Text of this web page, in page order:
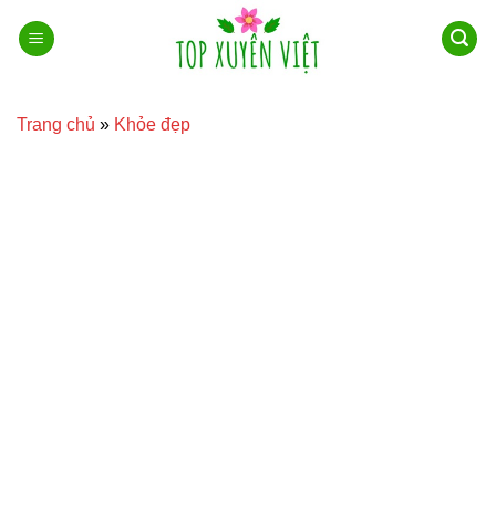
qua
Trang chủ » Khỏe đẹp